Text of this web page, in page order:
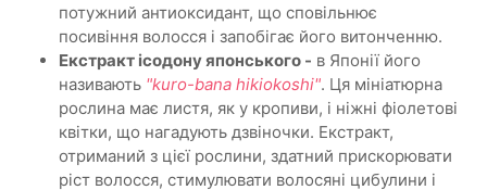
потужний антиоксидант, що сповільнює
посивіння волосся і запобігає його витонченню.
Екстракт ісодону японського - в Японії його
називають "kuro-bana hikiokoshi". Ця мініатюрна
рослина має листя, як у кропиви, і ніжні фіолетові
квітки, що нагадують дзвіночки. Екстракт,
отриманий з цієї рослини, здатний прискорювати
ріст волосся, стимулювати волосяні цибулини і